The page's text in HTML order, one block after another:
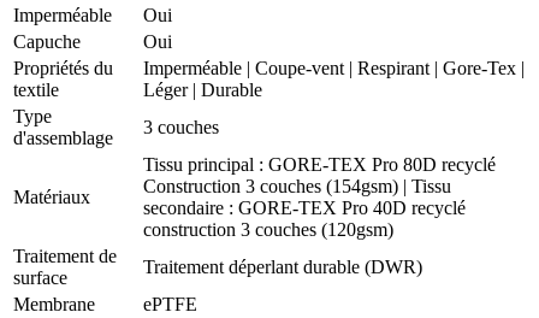
Imperméable
Oui
Capuche
Oui
Propriétés du
textile
Imperméable | Coupe-vent | Respirant | Gore-Tex |
Léger| Durable
Type
d'assemblage
3 couches
Matériaux
Tissu principal : GORE-TEX Pro 80D recyclé
Construction 3 couches (154gsm) | Tissu
secondaire : GORE-TEX Pro 40D recyclé
construction 3 couches (120gsm)
Traitement de
surface
Traitement déperlant durable (DWR)
Membrane
ePTFE